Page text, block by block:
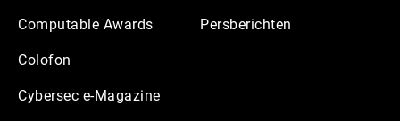
Computable Awards
Colofon
Cybersec e-Magazine
Persberichten